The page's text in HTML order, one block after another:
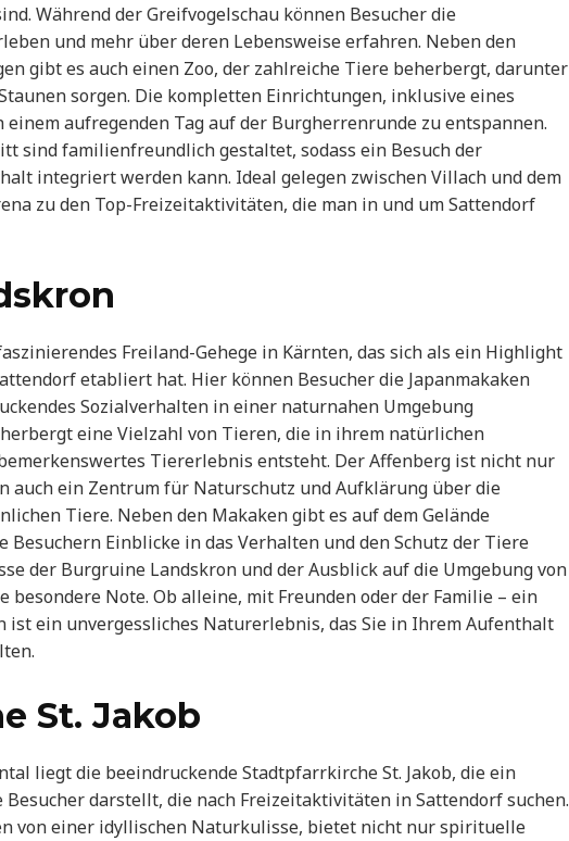
Während der Greifvogelschau können Besucher die
und mehr über deren Lebensweise erfahren. Neben den
gibt es auch einen Zoo, der zahlreiche Tiere beherbergt, darunter
sorgen. Die kompletten Einrichtungen, inklusive eines
einem aufregenden Tag auf der Burgherrenrunde zu entspannen.
sind familienfreundlich gestaltet, sodass ein Besuch der
integriert werden kann. Ideal gelegen zwischen Villach und dem
zu den Top-Freizeitaktivitäten, die man in und um Sattendorf
Freiland-Gehege in Kärnten, das sich als ein Highlight
etabliert hat. Hier können Besucher die Japanmakaken
Sozialverhalten in einer naturnahen Umgebung
eine Vielzahl von Tieren, die in ihrem natürlichen
Tiererlebnis entsteht. Der Affenberg ist nicht nur
auch ein Zentrum für Naturschutz und Aufklärung über die
Tiere. Neben den Makaken gibt es auf dem Gelände
Einblicke in das Verhalten und den Schutz der Tiere
der Burgruine Landskron und der Ausblick auf die Umgebung von
besondere Note. Ob alleine, mit Freunden oder der Familie – ein
ist ein unvergessliches Naturerlebnis, das Sie in Ihrem Aufenthalt
St. Jakob
liegt die beeindruckende Stadtpfarrkirche St. Jakob, die ein
darstellt, die nach Freizeitaktivitäten in Sattendorf suchen.
von einer idyllischen Naturkulisse, bietet nicht nur spirituelle